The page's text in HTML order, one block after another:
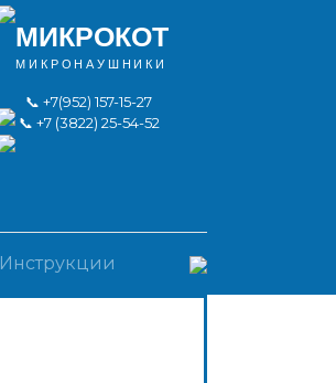
МИКРОКОТ
МИКРОНАУШНИКИ
📞+7(952) 157-15-27
📞 +7 (3822) 25-54-52
Инструкции